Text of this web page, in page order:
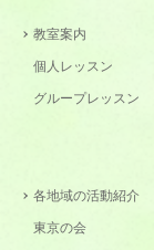
教室案内
個人レッスン
グループレッスン
各地域の活動紹介
東京の会